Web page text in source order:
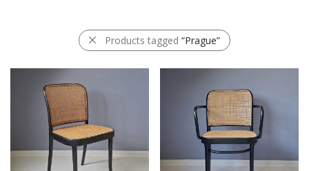
Products tagged “Prague”